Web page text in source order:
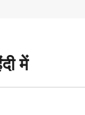
में